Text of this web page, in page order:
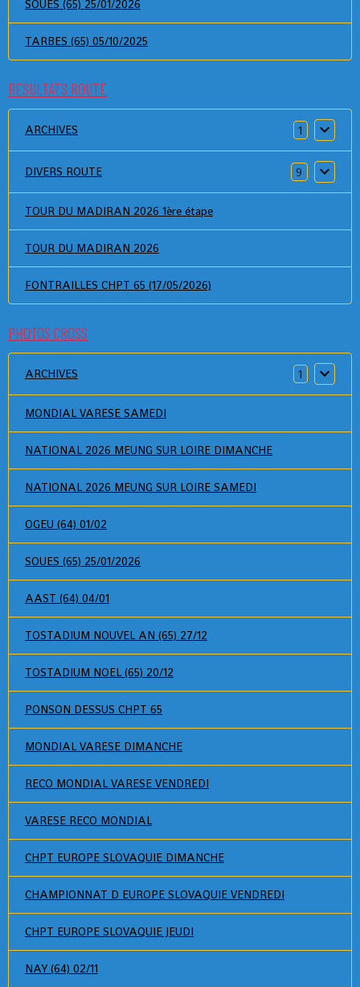
SOUES (65) 25/01/2026
TARBES (65) 05/10/2025
RESULTATS ROUTE
ARCHIVES 1
DIVERS ROUTE 9
TOUR DU MADIRAN 2026 1ère étape
TOUR DU MADIRAN 2026
FONTRAILLES CHPT 65 (17/05/2026)
PHOTOS CROSS
ARCHIVES 1
MONDIAL VARESE SAMEDI
NATIONAL 2026 MEUNG SUR LOIRE DIMANCHE
NATIONAL 2026 MEUNG SUR LOIRE SAMEDI
OGEU (64) 01/02
SOUES (65) 25/01/2026
AAST (64) 04/01
TOSTADIUM NOUVEL AN (65) 27/12
TOSTADIUM NOEL (65) 20/12
PONSON DESSUS CHPT 65
MONDIAL VARESE DIMANCHE
RECO MONDIAL VARESE VENDREDI
VARESE RECO MONDIAL
CHPT EUROPE SLOVAQUIE DIMANCHE
CHAMPIONNAT D EUROPE SLOVAQUIE VENDREDI
CHPT EUROPE SLOVAQUIE JEUDI
NAY (64) 02/11